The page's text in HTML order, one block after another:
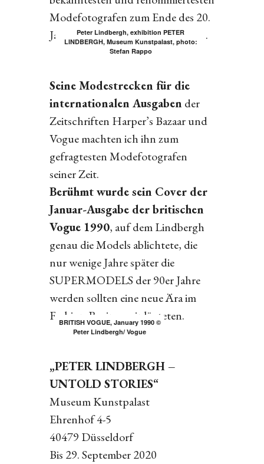
Modefotografen zum Ende des 20.
Jahrhunderts und darüber hinaus.
Peter Lindbergh, exhibition PETER
LINDBERGH, Museum Kunstpalast, photo:
Stefan Rappo
Seine Modestrecken für die
internationalen Ausgaben der
Zeitschriften Harper’s Bazaar und
Vogue machten ich ihn zum
gefragtesten Modefotografen
seiner Zeit.
Berühmt wurde sein Cover der
Januar-Ausgabe der britischen
Vogue 1990, auf dem Lindbergh
genau die Models ablichtete, die
nur wenige Jahre später die
SUPERMODELS der 90er Jahre
werden sollten eine neue Ära im
Fashion-Business einläuteten.
BRITISH VOGUE, January 1990 ©
Peter Lindbergh/ Vogue
„PETER LINDBERGH –
UNTOLD STORIES“
Museum Kunstpalast
Ehrenhof 4-5
40479 Düsseldorf
Bis 29. September 2020